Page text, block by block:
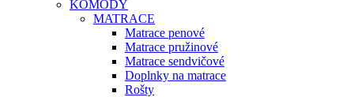
KOMODY
MATRACE
Matrace penové
Matrace pružinové
Matrace sendvičové
Doplnky na matrace
Rošty